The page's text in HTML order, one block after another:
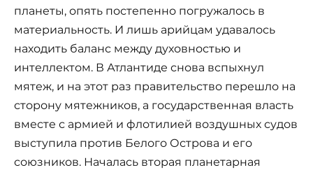
планеты, опять постепенно погружалось в
материальность. И лишь арийцам удавалось
находить баланс между духовностью и
интеллектом. В Атлантиде снова вспыхнул
мятеж, и на этот раз правительство перешло на
сторону мятежников, а государственная власть
вместе с армией и флотилией воздушных судов
выступила против Белого Острова и его
союзников. Началась вторая планетарная